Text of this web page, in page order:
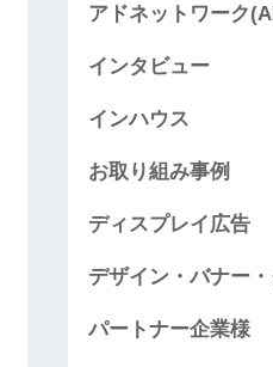
アドネットワーク
インタビュー
インハウス
お取り組み事例
ディスプレイ広告
デザイン・バナー
パートナー企業様